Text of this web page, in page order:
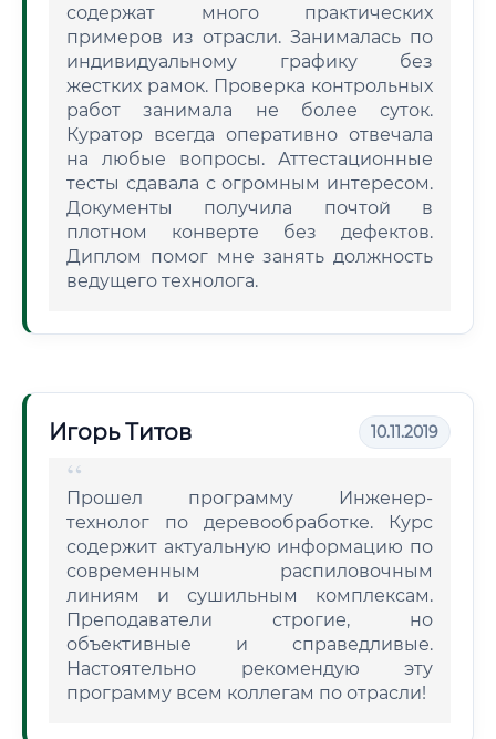
содержат много практических
примеров из отрасли. Занималась по
индивидуальному графику без
жестких рамок. Проверка контрольных
работ занимала не более суток.
Куратор всегда оперативно отвечала
на любые вопросы. Аттестационные
тесты сдавала с огромным интересом.
Документы получила почтой в
плотном конверте без дефектов.
Диплом помог мне занять должность
ведущего технолога.
Игорь Титов 10.11.2019
Прошел программу Инженер-
технолог по деревообработке. Курс
содержит актуальную информацию по
современным распиловочным
линиям и сушильным комплексам.
Преподаватели строгие, но
объективные и справедливые.
Настоятельно рекомендую эту
программу всем коллегам по отрасли!